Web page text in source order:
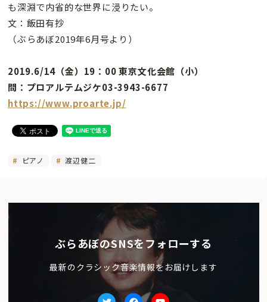
も深淵で内省的な世界に浸りたい。
文：飯田有抄
（ぶらあぼ2019年6月号より）
2019.6/14（金）19：00 東京文化会館（小）
問：プロアルテムジケ03-3943-6677
https://www.proarte.jp/
ピアノ 渡辺健二
ぶらあぼのSNSをフォローする
最新のクラシック音楽情報をお届けします